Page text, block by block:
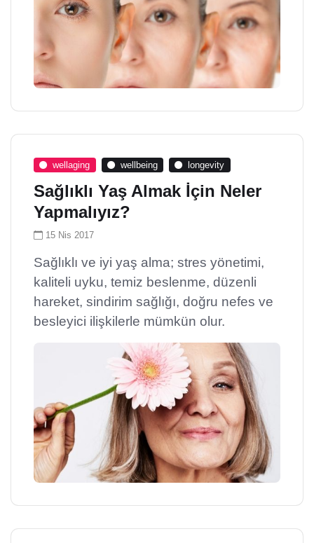
wellaging wellbeing longevity
Sağlıklı Yaş Almak İçin Neler
Yapmalıyız?
15 Nis 2017
Sağlıklı ve iyi yaş alma; stres yönetimi,
kaliteli uyku, temiz beslenme, düzenli
hareket, sindirim sağlığı, doğru nefes ve
besleyici ilişkilerle mümkün olur.